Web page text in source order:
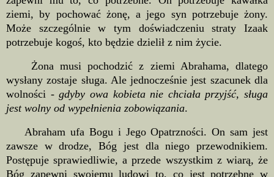
ziemi, by pochować żonę, a jego syn potrzebuje żony.
Może szczególnie w tym doświadczeniu straty Izaak
potrzebuje kogoś, kto będzie dzielił z nim życie.
Żona musi pochodzić z ziemi Abrahama, dlatego
wysłany zostaje sługa. Ale jednocześnie jest szacunek dla
wolności -gdyby owa kobieta nie chciała przyjść, sługa
jest wolny od wypełnienia zobowiązania.
Abraham ufa Bogu i Jego Opatrzności. On sam jest
zawsze w drodze, Bóg jest dla niego przewodnikiem.
Postępuje sprawiedliwie, a przede wszystkim z wiarą, że
Bóg zapewni swojemu ludowi to, co jest potrzebne w